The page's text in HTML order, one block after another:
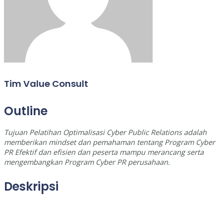
Tim Value Consult
Outline
Tujuan Pelatihan Optimalisasi Cyber Public Relations adalah
memberikan mindset dan pemahaman tentang Program Cyber
PR Efektif dan efisien dan peserta mampu merancang serta
mengembangkan Program Cyber PR perusahaan.
Deskripsi